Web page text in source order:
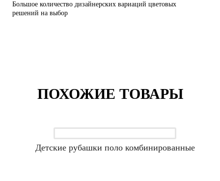
Большое количество дизайнерских вариаций цветовых
решений на выбор
ПОХОЖИЕ ТОВАРЫ
Детские рубашки поло комбинированные